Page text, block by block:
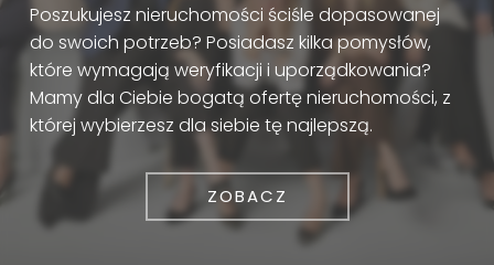
Poszukujesz nieruchomości ściśle dopasowanej
do swoich potrzeb? Posiadasz kilka pomysłów,
które wymagają weryfikacji i uporządkowania?
Mamy dla Ciebie bogatą ofertę nieruchomości, z
której wybierzesz dla siebie tę najlepszą.
ZOBACZ